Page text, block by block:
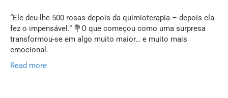
“Ele deu-lhe 500 rosas depois da quimioterapia – depois ela
fez o impensável.” 💐O que começou como uma surpresa
transformou-se em algo muito maior… e muito mais
emocional.
Read more